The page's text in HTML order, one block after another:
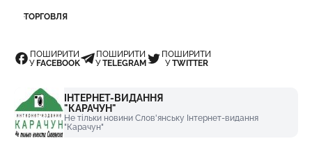
ТОРГОВЛЯ
ПОШИРИТИ
УFACEBOOK
ПОШИРИТИ
УTELEGRAM
ПОШИРИТИ
УTWITTER
ІНТЕРНЕТ-ВИДАННЯ
"КАРАЧУН"
Не тільки новини Слов'янську Інтернет-видання
"Карачун"